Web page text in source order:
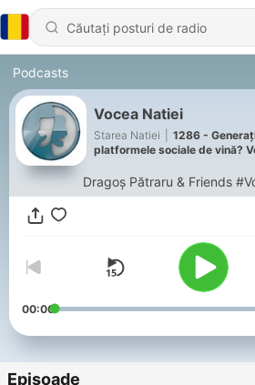
Podcasts
Vocea Natiei
Starea Natiei
1286 -
platformele sociale de vină?
Dragoș
00:00
Episoade